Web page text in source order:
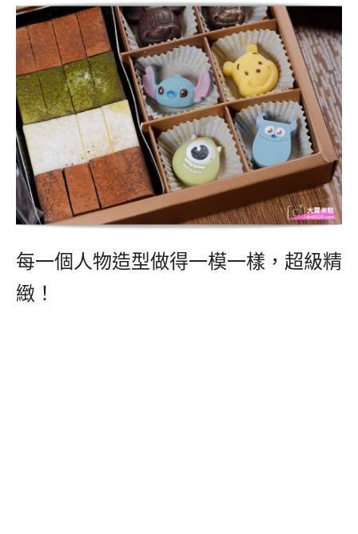
每一個人物造型做得一模一樣，超級精
緻！